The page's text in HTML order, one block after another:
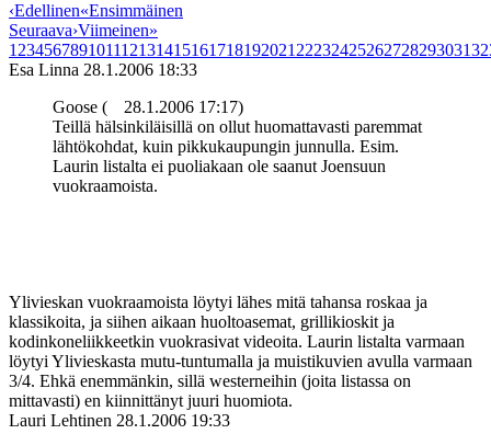
‹Edellinen«Ensimmäinen
Seuraava›Viimeinen»
1 23456789101112131415161718192021 2223242526272829303132
Esa Linna 28.1.2006 18:33
Goose (
28.1.2006 17:17)
Teillä hälsinkiläisillä on ollut huomattavasti paremmat
lähtökohdat, kuin pikkukaupungin junnulla. Esim.
Laurin listalta ei puoliakaan ole saanut Joensuun
vuokraamoista.
Ylivieskan vuokraamoista löytyi lähes mitä tahansa roskaa ja
klassikoita, ja siihen aikaan huoltoasemat, grillikioskit ja
kodinkoneliikkeetkin vuokrasivat videoita. Laurin listalta varmaan
löytyi Ylivieskasta mutu-tuntumalla ja muistikuvien avulla varmaan
3/4. Ehkä enemmänkin, sillä westerneihin (joita listassa on
mittavasti) en kiinnittänyt juuri huomiota.
Lauri Lehtinen 28.1.2006 19:33